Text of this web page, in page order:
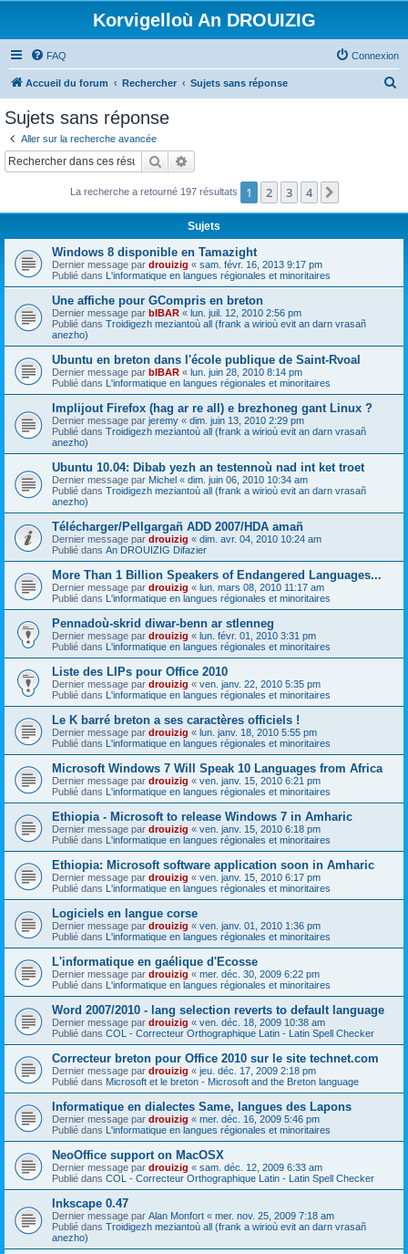
Korvigelloù An DROUIZIG
FAQ Connexion
Accueil du forum Rechercher Sujets sans réponse
c
Sujets sans réponse
Aller sur la recherche avancée
Rechercher
La recherche a retourné 197 résultats 1 2 3 4
Sujets
Windows 8 disponible en Tamazight
Dernier message par drouizig « sam. févr. 16, 2013 9:17 pm
Publié dans L'informatique en langues régionales et minoritaires
Une affiche pour GCompris en breton
Dernier message par bIBAR « lun. juil. 12, 2010 2:56 pm
Publié dans Troidigezh meziantoù all (frank a wirioù evit an darn vrasañ
anezho)
Ubuntu en breton dans l'école publique de Saint-Rvoal
Dernier message par bIBAR « lun. juin 28, 2010 8:14 pm
Publié dans L'informatique en langues régionales et minoritaires
Implijout Firefox (hag ar re all) e brezhoneg gant Linux ?
Dernier message par jeremy « dim. juin 13, 2010 2:29 pm
Publié dans Troidigezh meziantoù all (frank a wirioù evit an darn vrasañ
anezho)
Ubuntu 10.04: Dibab yezh an testennoù nad int ket troet
Dernier message par Michel « dim. juin 06, 2010 10:34 am
Publié dans Troidigezh meziantoù all (frank a wirioù evit an darn vrasañ
anezho)
Télécharger/Pellgargañ ADD 2007/HDA amañ
Dernier message par drouizig « dim. avr. 04, 2010 10:24 am
Publié dans An DROUIZIG Difazier
More Than 1 Billion Speakers of Endangered Languages...
Dernier message par drouizig « lun. mars 08, 2010 11:17 am
Publié dans L'informatique en langues régionales et minoritaires
Pennadoù-skrid diwar-benn ar stlenneg
Dernier message par drouizig « lun. févr. 01, 2010 3:31 pm
Publié dans L'informatique en langues régionales et minoritaires
Liste des LIPs pour Office 2010
Dernier message par drouizig « ven. janv. 22, 2010 5:35 pm
Publié dans L'informatique en langues régionales et minoritaires
Le K barré breton a ses caractères officiels !
Dernier message par drouizig « lun. janv. 18, 2010 5:55 pm
Publié dans L'informatique en langues régionales et minoritaires
Microsoft Windows 7 Will Speak 10 Languages from Africa
Dernier message par drouizig « ven. janv. 15, 2010 6:21 pm
Publié dans L'informatique en langues régionales et minoritaires
Ethiopia - Microsoft to release Windows 7 in Amharic
Dernier message par drouizig « ven. janv. 15, 2010 6:18 pm
Publié dans L'informatique en langues régionales et minoritaires
Ethiopia: Microsoft software application soon in Amharic
Dernier message par drouizig « ven. janv. 15, 2010 6:17 pm
Publié dans L'informatique en langues régionales et minoritaires
Logiciels en langue corse
Dernier message par drouizig « ven. janv. 01, 2010 1:36 pm
Publié dans L'informatique en langues régionales et minoritaires
L'informatique en gaélique d'Ecosse
Dernier message par drouizig « mer. déc. 30, 2009 6:22 pm
Publié dans L'informatique en langues régionales et minoritaires
Word 2007/2010 - lang selection reverts to default language
Dernier message par drouizig « ven. déc. 18, 2009 10:38 am
Publié dans COL - Correcteur Orthographique Latin - Latin Spell Checker
Correcteur breton pour Office 2010 sur le site technet.com
Dernier message par drouizig « jeu. déc. 17, 2009 2:18 pm
Publié dans Microsoft et le breton - Microsoft and the Breton language
Informatique en dialectes Same, langues des Lapons
Dernier message par drouizig « mer. déc. 16, 2009 5:46 pm
Publié dans L'informatique en langues régionales et minoritaires
NeoOffice support on MacOSX
Dernier message par drouizig « sam. déc. 12, 2009 6:33 am
Publié dans COL - Correcteur Orthographique Latin - Latin Spell Checker
Inkscape 0.47
Dernier message par Alan Monfort « mer. nov. 25, 2009 7:18 am
Publié dans Troidigezh meziantoù all (frank a wirioù evit an darn vrasañ
anezho)